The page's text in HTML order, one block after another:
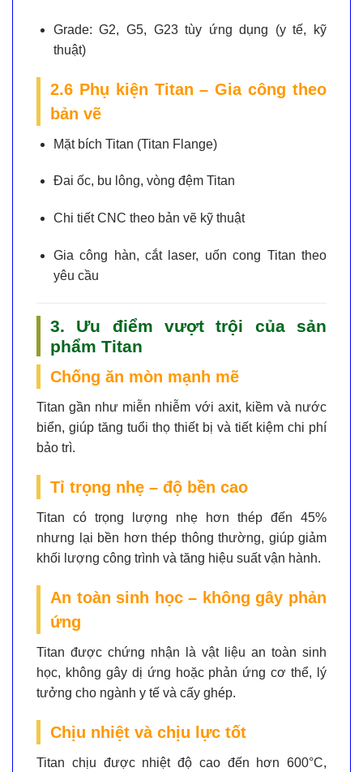
Grade: G2, G5, G23 tùy ứng dụng (y tế, kỹ
thuật)
2.6 Phụ kiện Titan – Gia công theo
bản vẽ
Mặt bích Titan (Titan Flange)
Đai ốc, bu lông, vòng đệm Titan
Chi tiết CNC theo bản vẽ kỹ thuật
Gia công hàn, cắt laser, uốn cong Titan theo
yêu cầu
3. Ưu điểm vượt trội của sản
phẩm Titan
Chống ăn mòn mạnh mẽ
Titan gần như miễn nhiễm với axit, kiềm và nước
biển, giúp tăng tuổi thọ thiết bị và tiết kiệm chi phí
bảo trì.
Tỉ trọng nhẹ – độ bền cao
Titan có trọng lượng nhẹ hơn thép đến 45%
nhưng lại bền hơn thép thông thường, giúp giảm
khối lượng công trình và tăng hiệu suất vận hành.
An toàn sinh học – không gây phản
ứng
Titan được chứng nhận là vật liệu an toàn sinh
học, không gây dị ứng hoặc phản ứng cơ thể, lý
tưởng cho ngành y tế và cấy ghép.
Chịu nhiệt và chịu lực tốt
Titan chịu được nhiệt độ cao đến hơn 600°C,